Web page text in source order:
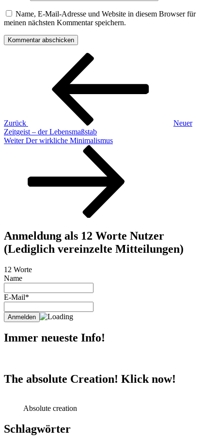
Name, E-Mail-Adresse und Website in diesem Browser für
meinen nächsten Kommentar speichern.
Beitragsnavigation
Zurück
Neuer
Zeitgeist – der Lebensmaßstab
Nächster
Weiter Der wirkliche Minimalismus
Anmeldung als 12 Worte Nutzer
(Lediglich vereinzelte Mitteilungen)
12 Worte
Name
E-Mail*
Immer neueste Info!
The absolute Creation! Klick now!
Absolute creation
Schlagwörter